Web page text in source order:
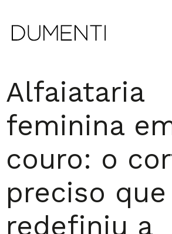
Alfaiataria
feminina
couro: o
preciso que
redefiniu a